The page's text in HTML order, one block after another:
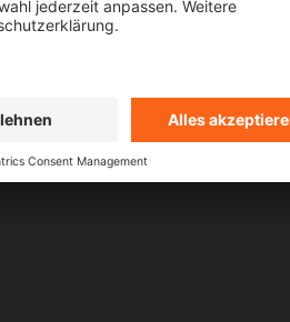
2
von dem Premieren-
mitreißend. Seit
wir endlich unser